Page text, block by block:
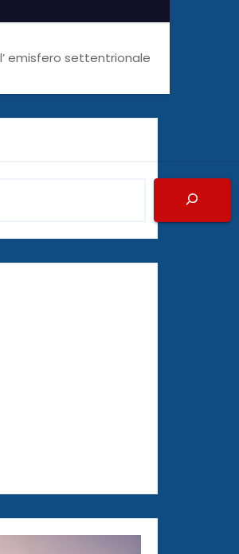
emisfero settentrionale